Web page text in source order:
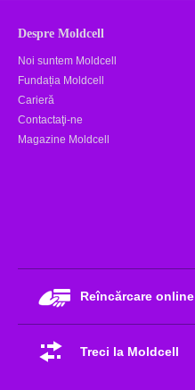
Despre Moldcell
Noi suntem Moldcell
Fundația Moldcell
Carieră
Contactaţi-ne
Magazine Moldcell
Reîncărcare online
Treci la Moldcell